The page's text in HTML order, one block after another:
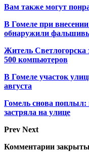
Вам также могут
В Гомеле при
обнаружили
Житель Светлогорска
500 компьютеров
В Гомеле участок
августа
Гомель снова
застряла на улице
Prev Next
Комментарии